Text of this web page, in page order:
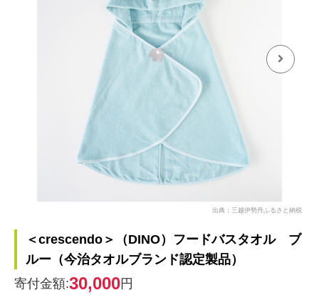
出典：三越伊勢丹ふるさと納税
＜crescendo＞（DINO）フードバスタオル ブ
ルー（今治タオルブランド認定製品）
寄付金額:30,000円